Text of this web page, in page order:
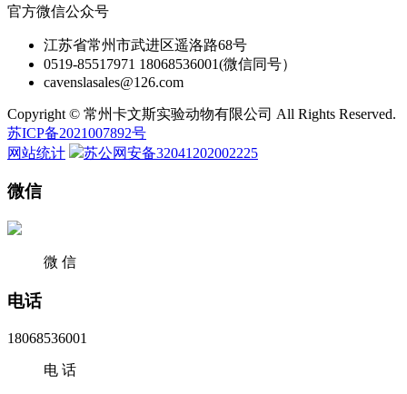
官方微信公众号
江苏省常州市武进区遥洛路68号
0519-85517971 18068536001(微信同号）
cavenslasales@126.com
Copyright © 常州卡文斯实验动物有限公司 All Rights Reserved.
苏ICP备2021007892号
网站统计
苏公网安备32041202002225
微信
微 信
电话
18068536001
电 话